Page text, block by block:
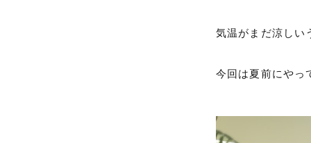
気温がまだ涼しい
今回は夏前にやっ